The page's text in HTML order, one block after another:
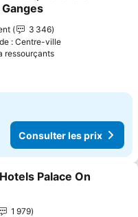
3 346
: Centre-ville
ressourçants
Consulter les prix
à mes favoris
Palace On
1 979